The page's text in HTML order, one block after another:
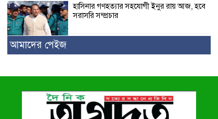
হাসিনার গণহত্যার সহযোগী ইনুর রায় আজ, হবে
সরাসরি সম্প্রচার
আমাদের পেইজ